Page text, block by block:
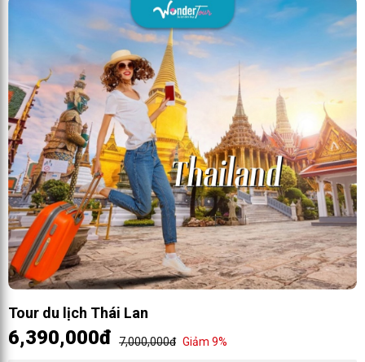
Tour du lịch Thái Lan
6,390,000đ 7,000,000đ Giảm 9%